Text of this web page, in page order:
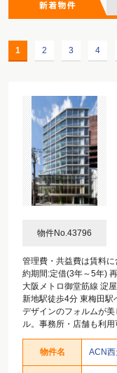
1 2 3 4
物件No.43796
管理費・共益費は賃料
約期間:定借(3年～5年)
大阪メトロ御堂筋線 淀
新地駅徒歩4分 東梅田駅
デザインのフォルムが
ル。事務所・店舗も利用
物件名 ACN